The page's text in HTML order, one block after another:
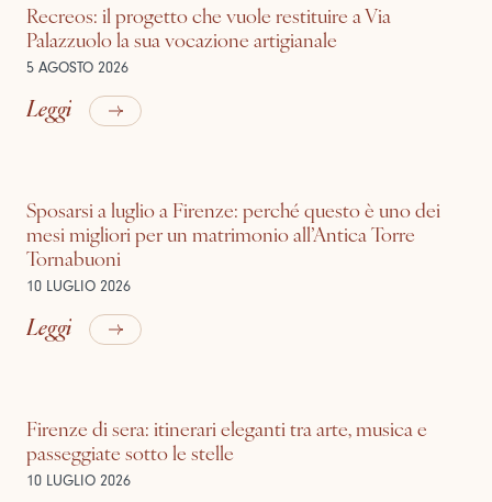
Recreos: il progetto che vuole restituire a Via
Palazzuolo la sua vocazione artigianale
5 AGOSTO 2026
Leggi
Sposarsi a luglio a Firenze: perché questo è uno dei
mesi migliori per un matrimonio all’Antica Torre
Tornabuoni
10 LUGLIO 2026
Leggi
Firenze di sera: itinerari eleganti tra arte, musica e
passeggiate sotto le stelle
10 LUGLIO 2026